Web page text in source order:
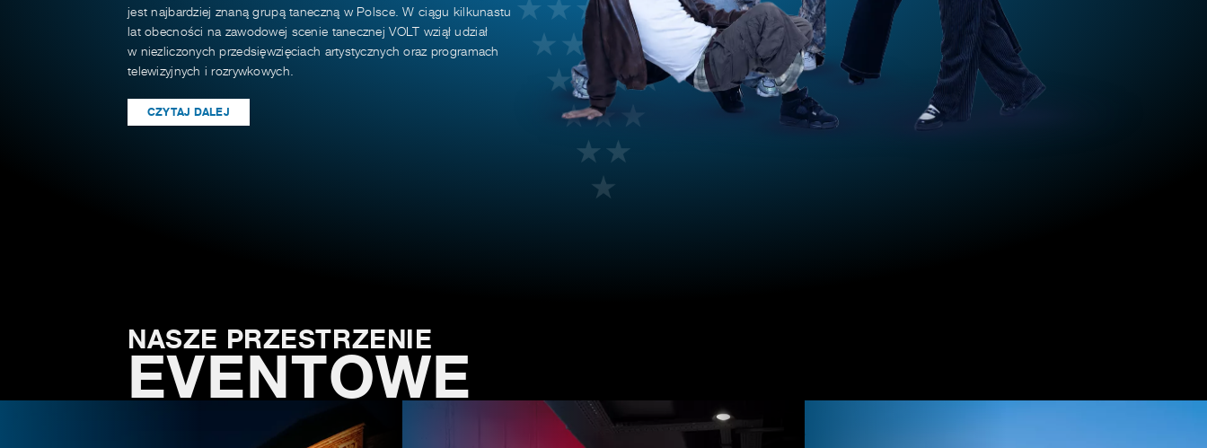
jest najbardziej znaną grupą taneczną w Polsce. W ciągu kilkunastu
lat obecności na zawodowej scenie tanecznej VOLT wziął udział
w niezliczonych przedsięwzięciach artystycznych oraz programach
telewizyjnych i rozrywkowych.
CZYTAJ DALEJ
NASZE PRZESTRZENIE
EVENTOWE